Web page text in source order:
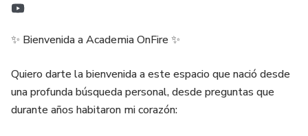
✨ Bienvenida a Academia OnFire ✨
Quiero darte la bienvenida a este espacio que nació desde
una profunda búsqueda personal, desde preguntas que
durante años habitaron mi corazón: